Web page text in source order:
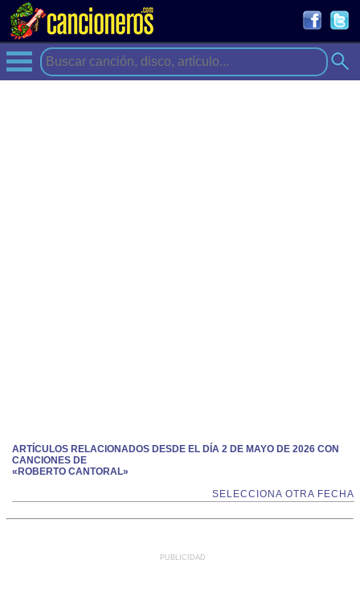
ARTÍCULOS RELACIONADOS DESDE EL DÍA 2 DE MAYO DE 2026 CON
CANCIONES DE
«ROBERTO CANTORAL»
SELECCIONA OTRA FECHA
PUBLICIDAD